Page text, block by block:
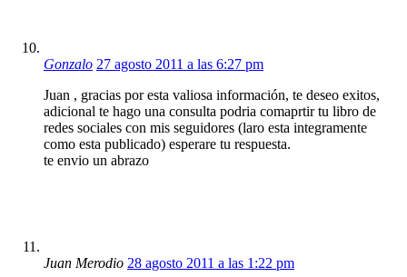
Gonzalo 27 agosto 2011 a las 6:27 pm
Juan , gracias por esta valiosa información, te deseo exitos,
adicional te hago una consulta podria comaprtir tu libro de
redes sociales con mis seguidores (laro esta integramente
como esta publicado) esperare tu respuesta.
te envio un abrazo
Juan Merodio 28 agosto 2011 a las 1:22 pm